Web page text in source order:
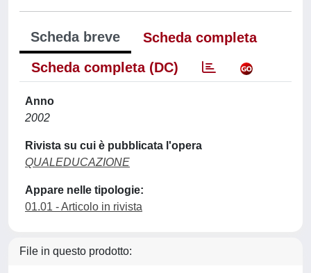
Scheda breve
Scheda completa
Scheda completa (DC)
Anno
2002
Rivista su cui è pubblicata l'opera
QUALEDUCAZIONE
Appare nelle tipologie:
01.01 - Articolo in rivista
File in questo prodotto: